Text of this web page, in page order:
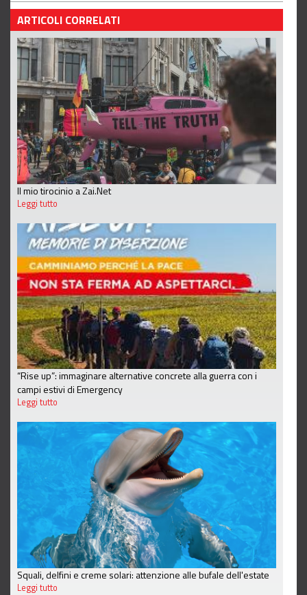
ARTICOLI CORRELATI
Il mio tirocinio a Zai.Net
Leggi tutto
“Rise up”: immaginare alternative concrete alla guerra con i
campi estivi di Emergency
Leggi tutto
Squali, delfini e creme solari: attenzione alle bufale dell'estate
Leggi tutto